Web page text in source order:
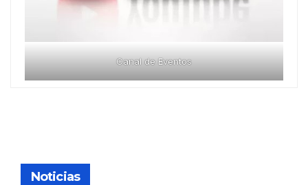
Canal de Eventos
Noticias